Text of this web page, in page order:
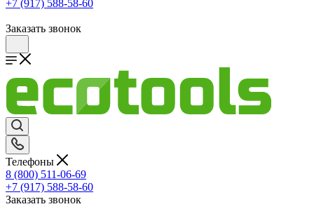
+7 (917) 588-58-60
Заказать звонок
Телефоны
8 (800) 511-06-69
+7 (917) 588-58-60
Заказать звонок